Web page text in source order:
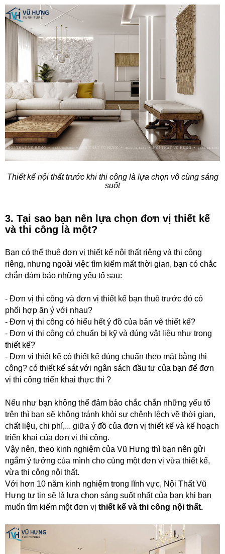
Thiết kế nội thất trước khi thi công là lựa chọn vô cùng sáng
suốt
3. Tại sao bạn nên lựa chọn đơn vị thiết kế
và thi công là một?
Bạn có thể thuê đơn vị thiết kế nội thất riêng và thi công
riêng, nhưng ngoài việc tìm kiếm mất thời gian, bạn có chắc
chắn đảm bảo những yếu tố sau:
- Đơn vị thi công và đơn vị thiết kế bạn thuê trước đó có
phối hợp ăn ý với nhau?
- Đơn vị thi công có hiểu hết ý đồ của bản vẽ thiết kế?
- Đơn vị thi công có chuẩn bị kỹ và đúng vật liệu như trong
thiết kế?
- Đơn vị thiết kế có thiết kế đúng chuẩn theo mặt bằng thi
công? có thiết kế sát với ngân sách đầu tư của bạn để đơn
vị thi công triển khai thực thi ?
Nếu như bạn không thể đảm bảo chắc chắn những yếu tố
trên thì bạn sẽ không tránh khỏi sự chênh lệch về thời gian,
chất liệu, chi phí,... giữa ý đồ của đơn vị thiết kế và kế hoạch
triển khai của đơn vị thi công.
Vậy nên, theo kinh nghiệm của Vũ Hưng thì bạn nên gửi
ngắm ý tưởng của mình cho cùng một đơn vị vừa thiết kế,
vừa thi công nội thất.
Với hơn 10 năm kinh nghiệm trong lĩnh vực, Nội Thất Vũ
Hưng tự tin sẽ là lựa chọn sáng suốt nhất của bạn khi bạn
muốn tìm kiếm một đơn vị thiết kế và thi công nội thất.